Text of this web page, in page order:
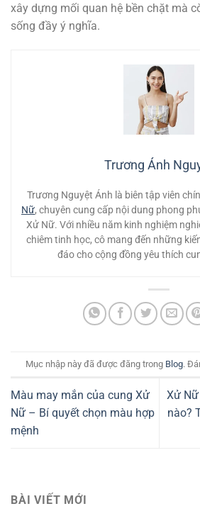
xây dựng mối quan hệ bền chặt mà
sống đầy ý nghĩa.
Trương Ánh
Trương Nguyệt Ánh là biên tập viên
Nữ, chuyên cung cấp nội dung phong
Xử Nữ. Với nhiều năm kinh nghiệm
chiêm tinh học, cô mang đến những
đáo cho cộng đồng yêu thích
Mục nhập này đã được đăng trong Blog.
Màu may mắn của cung Xử
Nữ – Bí quyết chọn màu hợp
mệnh
Xử
nào?
BÀI VIẾT MỚI